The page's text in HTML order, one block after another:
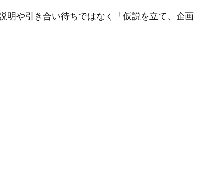
明や引き合い待ちではなく「仮説を立て、企画